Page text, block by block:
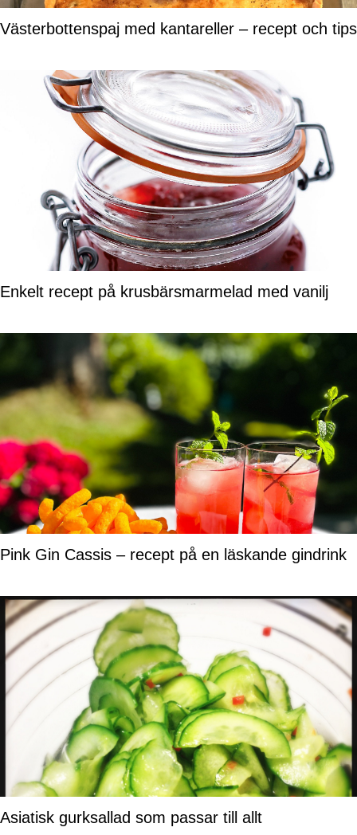
Västerbottenspaj med kantareller – recept och tips
Enkelt recept på krusbärsmarmelad med vanilj
Pink Gin Cassis – recept på en läskande gindrink
Asiatisk gurksallad som passar till allt